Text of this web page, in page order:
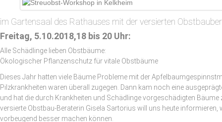
im Gartensaal des Rathauses mit der versierten
Freitag, 5.10.2018,18 bis 20 Uhr:
Alle Schädlinge lieben Obstbäume:
Ökologischer Pflanzenschutz für vitale Obstbäume
Dieses Jahr hatten viele Bäume Probleme mit der
Pilzkrankheiten waren überall zugegen. Dann kam noch eine
und hat die durch Krankheiten und Schädlinge vorgeschädigten Bäume
versierte Obstbau-Beraterin Gisela Sartorius will uns heute
vorbeugend besser machen können.